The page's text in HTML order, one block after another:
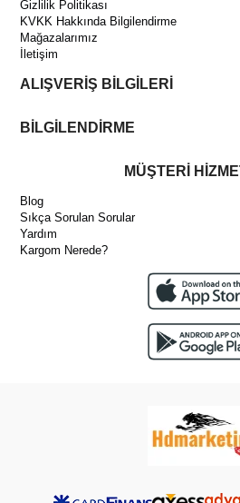
Gizlilik Politikası
KVKK Hakkında Bilgilendirme
Mağazalarımız
İletişim
ALIŞVERİŞ BİLGİLERİ
BİLGİLENDİRME
MÜŞTERİ
Blog
Sıkça Sorulan Sorular
Yardım
Kargom Nerede?